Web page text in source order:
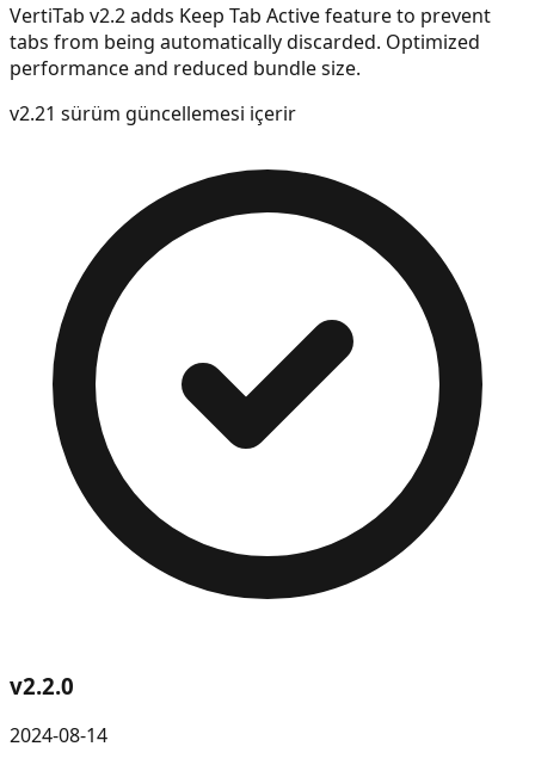
VertiTab v2.2 adds Keep Tab Active feature to prevent
tabs from being automatically discarded. Optimized
performance and reduced bundle size.
v2.21 sürüm güncellemesi içerir
v2.2.0
2024-08-14